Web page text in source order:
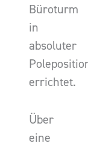
Büroturm
in
absoluter
errichtet.
Über
eine